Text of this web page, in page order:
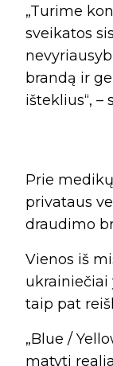
„Turime
sveikatos
brandą ir
išteklius“, –
Prie
privataus
draudimo
Vienos iš
ukrainiečiai
taip pat
„Blue /
matyti